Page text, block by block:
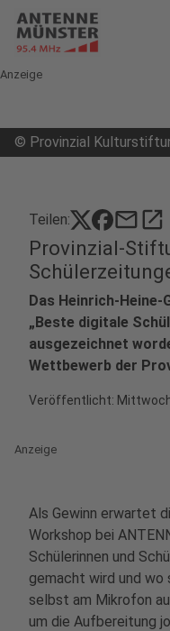
Anzeige
© Provinzial
Teilen: mailopen_in_new
Provinzial-
Das Heinrich-
„Beste digitale
ausgezeichnet
Wettbewerb der
Veröffentlicht:
Anzeige
Als Gewinn erwartet
Workshop bei
Schülerinnen und
gemacht wird und wo
selbst am Mikrofon
um die Aufbereitung